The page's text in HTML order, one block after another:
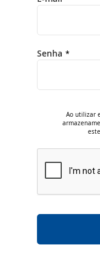
Senha
Ao utilizar